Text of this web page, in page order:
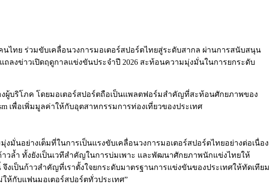
ไทย ร่วมขับเคลื่อนวงการมอเตอร์สปอร์ตไทยสู่ระดับสากล ผ่านการสนับสนุน
แถลงข่าวเปิดฤดูกาลแข่งขันประจำปี 2026 สะท้อนความมุ่งมั่นในการยกระดับ
งผู้บริโภค โดยมอเตอร์สปอร์ตถือเป็นแพลตฟอร์มสำคัญที่สะท้อนศักยภาพของ
เพื่อเพิ่มมูลค่าให้กับอุตสาหกรรมการท่องเที่ยวของประเทศ
นอย่างเต็มที่ในการเป็นแรงขับเคลื่อนวงการมอเตอร์สปอร์ตไทยอย่างต่อเนื่อง
ล้ำ ทั้งยังเป็นเวทีสำคัญในการบ่มเพาะ และพัฒนาศักยภาพนักแข่งไทยให้
งเป็นก้าวสำคัญที่เราตั้งใจยกระดับมาตรฐานการแข่งขันของประเทศให้ทัดเทียม
ห้กับแฟนมอเตอร์สปอร์ตทั่วประเทศ”